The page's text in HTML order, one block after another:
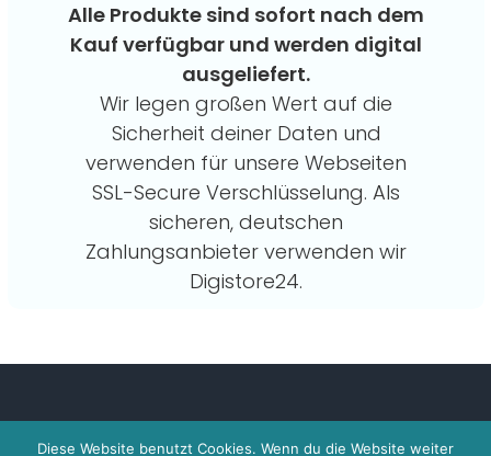
Alle Produkte sind sofort nach dem
Kauf verfügbar und werden digital
ausgeliefert.
Wir legen großen Wert auf die
Sicherheit deiner Daten und
verwenden für unsere Webseiten
SSL-Secure Verschlüsselung. Als
sicheren, deutschen
Zahlungsanbieter verwenden wir
Digistore24.
Diese Website benutzt Cookies. Wenn du die Website weiter